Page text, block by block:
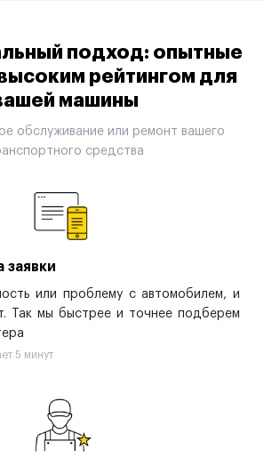
подход: опытные
рейтингом для
машины
обслуживание или ремонт вашего
средства
заявки
или проблему с автомобилем, и
Так мы быстрее и точнее подберем
5 минут